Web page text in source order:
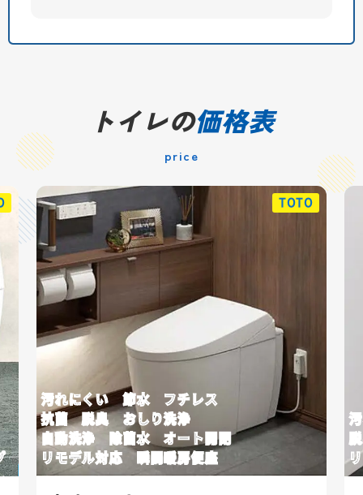
トイレの価格表
price
TOTO
節水 フチレス
おしり洗浄
菌水 オート開閉
応 瞬間暖房便座
汚れにくい 節
脱臭 おしり洗
リモデル対応 ビ